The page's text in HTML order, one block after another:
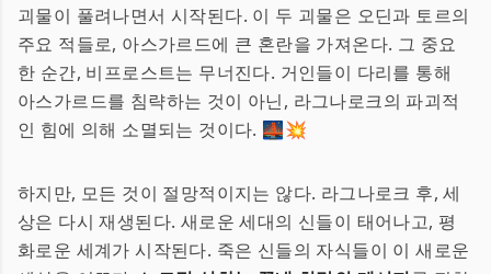
괴물이 풀려나면서 시작된다. 이 두 괴물은 오딘과 토르의
주요 적들로, 아스가르드에 큰 혼란을 가져온다. 그 중요
한 순간, 비프로스트는 무너진다. 거인들이 다리를 통해
아스가르드를 침략하는 것이 아닌, 라그나로크의 파괴적
인 힘에 의해 소멸되는 것이다. 🌉💥
하지만, 모든 것이 절망적이지는 않다. 라그나로크 후, 세
상은 다시 재생된다. 새로운 세대의 신들이 태어나고, 평
화로운 세계가 시작된다. 죽은 신들의 자식들이 이 새로운